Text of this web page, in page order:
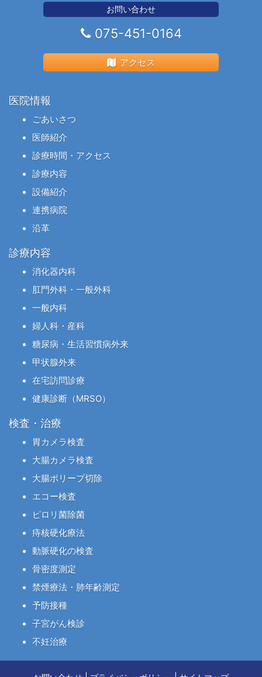
お問い合わせ
075-451-0164
アクセス
医院情報
ごあいさつ
医師紹介
診療時間・アクセス
診療内容
設備紹介
連携病院
沿革
診療内容
消化器内科
肛門外科・一般外科
一般内科
婦人科・産科
糖尿病・生活習慣病外来
甲状腺外来
在宅訪問診療
健康診断（MRSO）
検査・治療
胃カメラ検査
大腸カメラ検査
大腸ポリープ切除
エコー検査
ピロリ菌除菌
痔核硬化療法
動脈硬化の検査
骨密度測定
禁煙療法・肺年齢測定
予防接種
子宮がん検診
不妊治療